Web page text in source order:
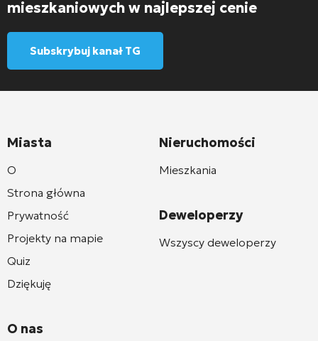
mieszkaniowych w najlepszej cenie
Subskrybuj kanał TG
Miasta
O
Strona główna
Prywatność
Projekty na mapie
Quiz
Dziękuję
O nas
Nieruchomości
Mieszkania
Deweloperzy
Wszyscy deweloperzy